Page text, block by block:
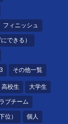
フィニッシュ
できる）
その他一覧
高校生 大学生
ブチーム
位） 個人